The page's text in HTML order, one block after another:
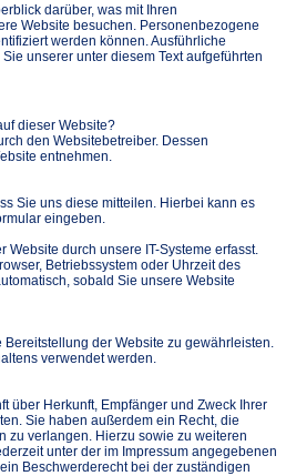
darüber, was mit Ihren
Website besuchen. Personenbezogene
werden können. Ausführliche
unserer unter diesem Text aufgeführten
dieser Website?
den Websitebetreiber. Dessen
entnehmen.
Sie uns diese mitteilen. Hierbei kann es
eingeben.
durch unsere IT-Systeme erfasst.
Betriebssystem oder Uhrzeit des
sobald Sie unsere Website
der Website zu gewährleisten.
verwendet werden.
über Herkunft, Empfänger und Zweck Ihrer
Sie haben außerdem ein Recht, die
zu verlangen. Hierzu sowie zu weiteren
unter der im Impressum angegebenen
Beschwerderecht bei der zuständigen